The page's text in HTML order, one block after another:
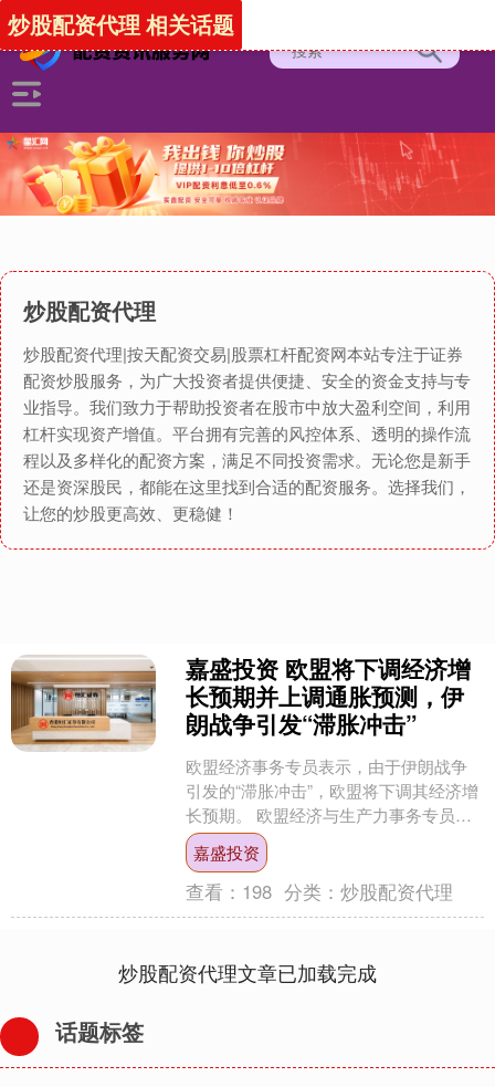
炒股配资代理
炒股配资代理|按天配资交易|股票杠杆配资网本站专注于证券
配资炒股服务，为广大投资者提供便捷、安全的资金支持与专
业指导。我们致力于帮助投资者在股市中放大盈利空间，利用
杠杆实现资产增值。平台拥有完善的风控体系、透明的操作流
程以及多样化的配资方案，满足不同投资需求。无论您是新手
还是资深股民，都能在这里找到合适的配资服务。选择我们，
让您的炒股更高效、更稳健！
炒股配资代理 相关话题
嘉盛投资 欧盟将下调经济增
长预期并上调通胀预测，伊
朗战争引发“滞胀冲击”
欧盟经济事务专员表示，由于伊朗战争
引发的“滞胀冲击”，欧盟将下调其经济增
长预期。 欧盟经济与生产力事务专员瓦
尔季斯·东布罗夫斯基斯周一在接受采访
时表示，本周晚些....
嘉盛投资
查看： 198 分类：炒股配资代理
炒股配资代理文章已加载完成
话题标签